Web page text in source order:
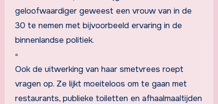
geloofwaardiger geweest een vrouw van in de
30 te nemen met bijvoorbeeld ervaring in de
binnenlandse politiek.
▫
Ook de uitwerking van haar smetvrees roept
vragen op. Ze lijkt moeiteloos om te gaan met
restaurants, publieke toiletten en afhaalmaaltijden